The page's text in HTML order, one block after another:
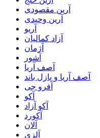
آرین مقصودی
آرین وحیدی
آریو
آزاد کمالیان
آژمان
آشور
آصف آریا
آصف آریا و پازل باند
آفرو جی
آکو
آکو آزاد
آکورد
آلان
آلزی